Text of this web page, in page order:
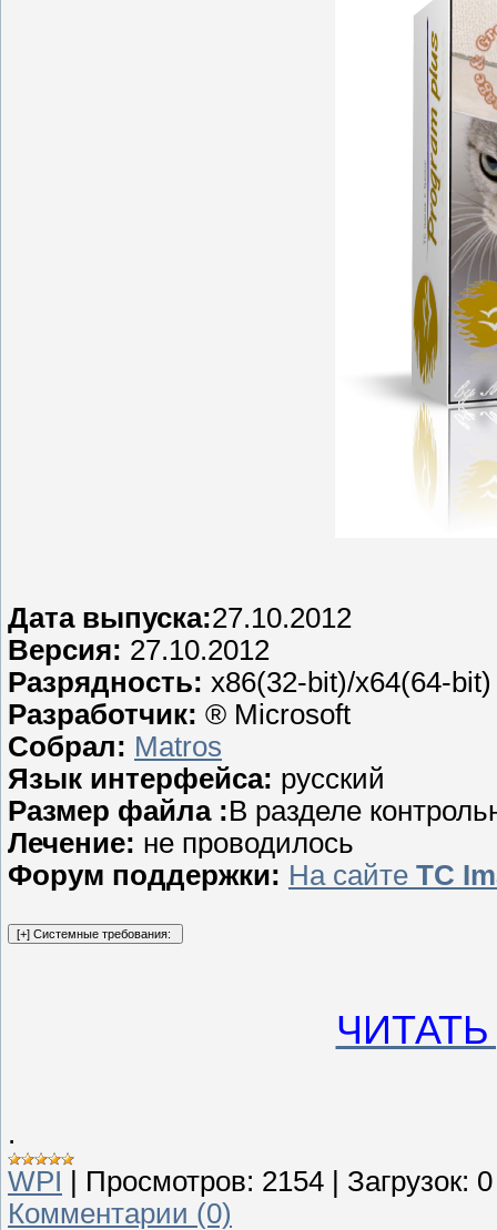
Дата выпуска:27.10.2012
Версия: 27.10.2012
Разрядность: x86(32-bit)/x64(64-bit)
Разработчик: ® Microsoft
Собрал: Matros
Язык интерфейса: русский
Размер файла :В разделе
Лечение: не проводилось
Форум поддержки: На сайте TC
.
WPI
Просмотров: 2154 Загрузок: 0
Комментарии (0)